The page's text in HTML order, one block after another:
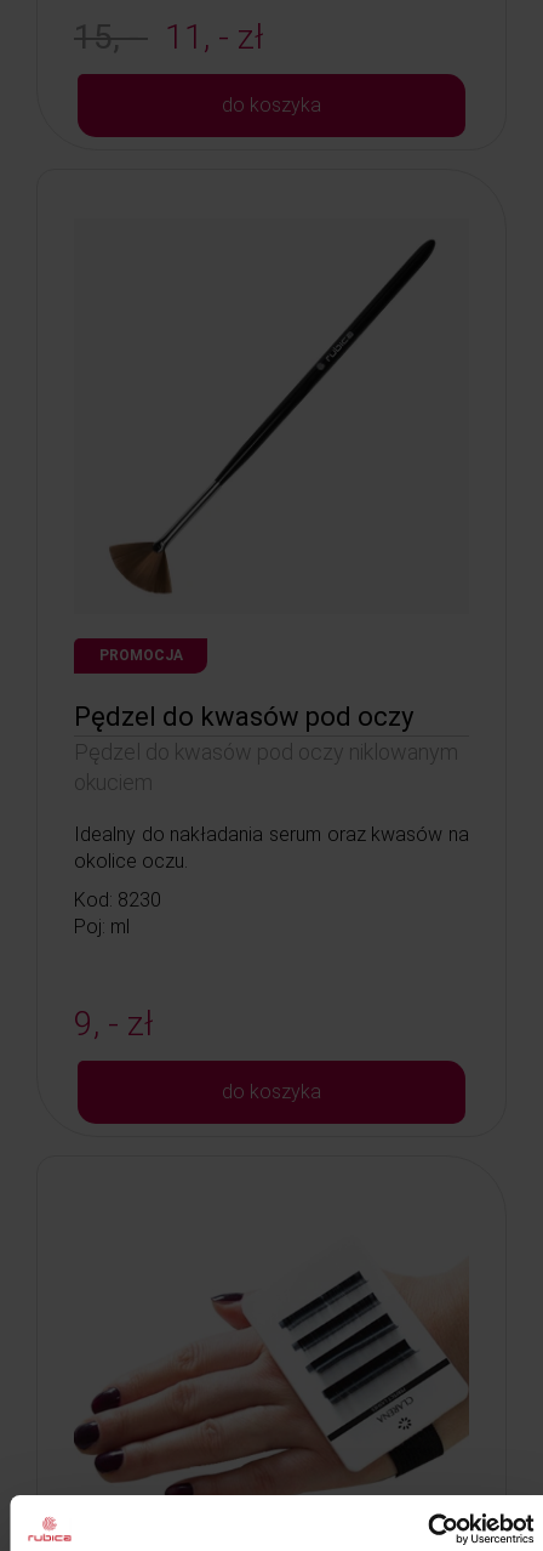
15, - 11, - zł
do koszyka
PROMOCJA
Pędzel do kwasów pod oczy
Pędzel do kwasów pod oczy niklowanym
okuciem
Idealny do nakładania serum oraz kwasów na
okolice oczu.
Kod: 8230
Poj: ml
9, - zł
do koszyka